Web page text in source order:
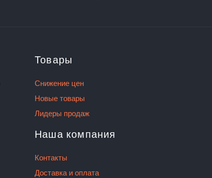
Товары
Снижение цен
Новые товары
Лидеры продаж
Наша компания
Контакты
Доставка и оплата